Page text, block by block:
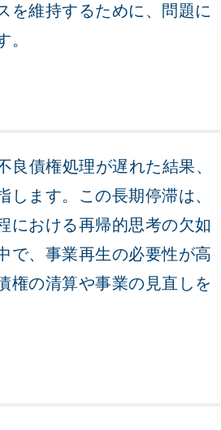
を維持するために、問題に
。
債権処理が遅れた結果、
ます。この長期停滞は、
における再帰的思考の欠如
で、事業再生の必要性が高
権の清算や事業の見直しを